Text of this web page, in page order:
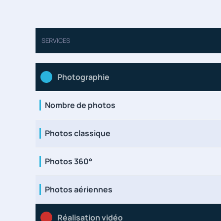
SERVICES
Photographie
Nombre de photos
Photos classique
Photos 360°
Photos aériennes
Réalisation vidéo